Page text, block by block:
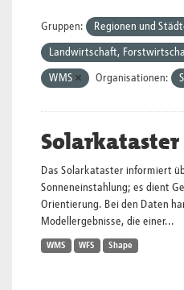
Gruppen: Regionen und
Landwirtschaft,
WMS Organisationen:
Solarkataster
Das Solarkataster informiert
Sonneneinstahlung; es dient
Orientierung. Bei den Daten
Modellergebnisse, die einer...
WMS WFS Shape